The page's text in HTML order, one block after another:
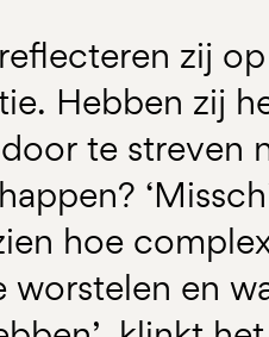
zij
Hebben zij
te streven
hoe
worstelen en